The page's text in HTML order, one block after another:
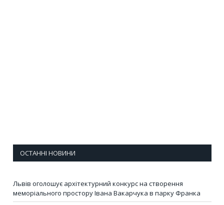
ОСТАННІ НОВИНИ
Львів оголошує архітектурний конкурс на створення
меморіального простору Івана Вакарчука в парку Франка